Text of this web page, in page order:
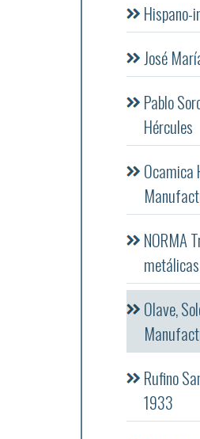
Hispano-
José
Pablo
Hércules
Ocamica
NORMA
metálicas
Olave,
Rufino
1933